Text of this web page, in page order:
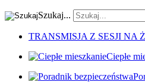
Szukaj...
TRANSMISJA Z SESJI NA
Ciepłe